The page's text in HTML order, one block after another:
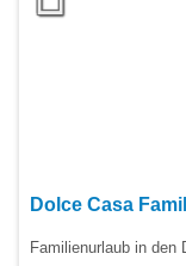
Dolce Casa
Familienurlaub in den